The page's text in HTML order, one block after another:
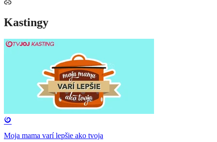
Kastingy
Moja mama varí lepšie ako tvoja